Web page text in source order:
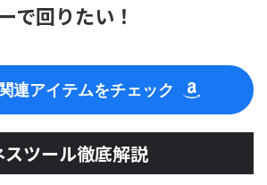
で回りたい！
連アイテムをチェック
ツール徹底解説